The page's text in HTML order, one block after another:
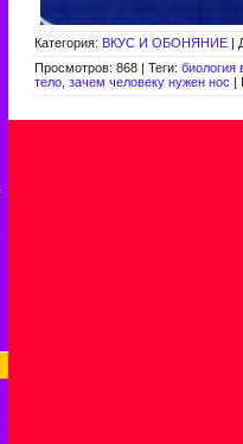
Категория: ВКУС И ОБОНЯНИЕ |
Просмотров: 868 | Теги: биология
тело зачем человеку нужен нос |